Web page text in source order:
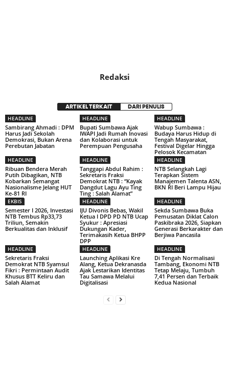
Redaksi
ARTIKEL TERKAIT DARI PENULIS
HEADLINE
Sambirang Ahmadi : DPM
Harus Jadi Sekolah
Demokrasi, Bukan Arena
Perebutan Jabatan
HEADLINE
Bupati Sumbawa Ajak
IWAPI Jadi Rumah Inovasi
dan Kolaborasi untuk
Perempuan Pengusaha
HEADLINE
Wabup Sumbawa :
Budaya Harus Hidup di
Tengah Masyarakat,
Festival Digelar Hingga
Pelosok Kecamatan
HEADLINE
Ribuan Bendera Merah
Putih Dibagikan, NTB
Kobarkan Semangat
Nasionalisme Jelang HUT
Ke-81 RI
HEADLINE
Tanggapi Abdul Rahim :
Sekretaris Fraksi
Demokrat NTB : “Kayak
Dangdut Lagu Ayu Ting
Ting : Salah Alamat”
HEADLINE
NTB Selangkah Lagi
Terapkan Sistem
Manajemen Talenta ASN,
BKN RI Beri Lampu Hijau
EKBIS
Semester I 2026, Investasi
NTB Tembus Rp33,73
Triliun, Semakin
Berkualitas dan Inklusif
HEADLINE
IJU Divonis Bebas, Wakil
Ketua I DPD PD NTB Ucap
Syukur : Apresiasi
Dukungan Kader,
Terimakasih Ketua BHPP
DPP
HEADLINE
Sekda Sumbawa Buka
Pemusatan Diklat Calon
Paskibraka 2026, Siapkan
Generasi Berkarakter dan
Berjiwa Pancasila
HEADLINE
Sekretaris Fraksi
Demokrat NTB Syamsul
Fikri : Permintaan Audit
Khusus BTT Keliru dan
Salah Alamat
HEADLINE
Launching Aplikasi Kre
Alang, Ketua Dekranasda
Ajak Lestarikan Identitas
Tau Samawa Melalui
Digitalisasi
HEADLINE
Di Tengah Normalisasi
Tambang, Ekonomi NTB
Tetap Melaju, Tumbuh
7,41 Persen dan Terbaik
Kedua Nasional